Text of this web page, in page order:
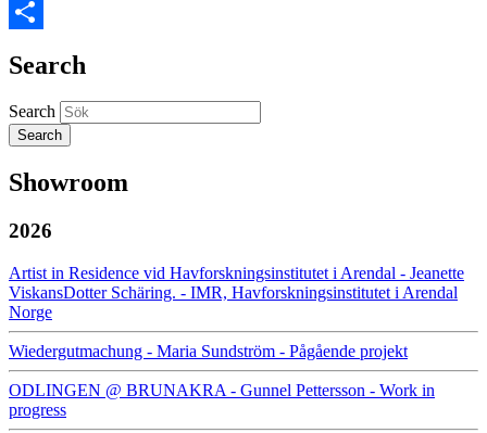
Pinterest
Search
Search
Showroom
2026
Artist in Residence vid Havforskningsinstitutet i Arendal - Jeanette
ViskansDotter Schäring. - IMR, Havforskningsinstitutet i Arendal
Norge
Wiedergutmachung - Maria Sundström - Pågående projekt
ODLINGEN @ BRUNAKRA - Gunnel Pettersson - Work in
progress